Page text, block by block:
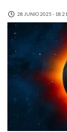
28 JUNIO 2025 - 18:21